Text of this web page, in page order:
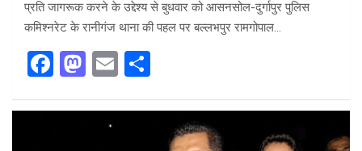
प्रति जागरूक करने के उद्देश्य से बुधवार को आसनसोल-दुर्गापुर पुलिस
कमिश्नरेट के रानीगंज थाना की पहल पर बल्लभपुर रामगोपाल…
F
ce
M
st
E
ail ar